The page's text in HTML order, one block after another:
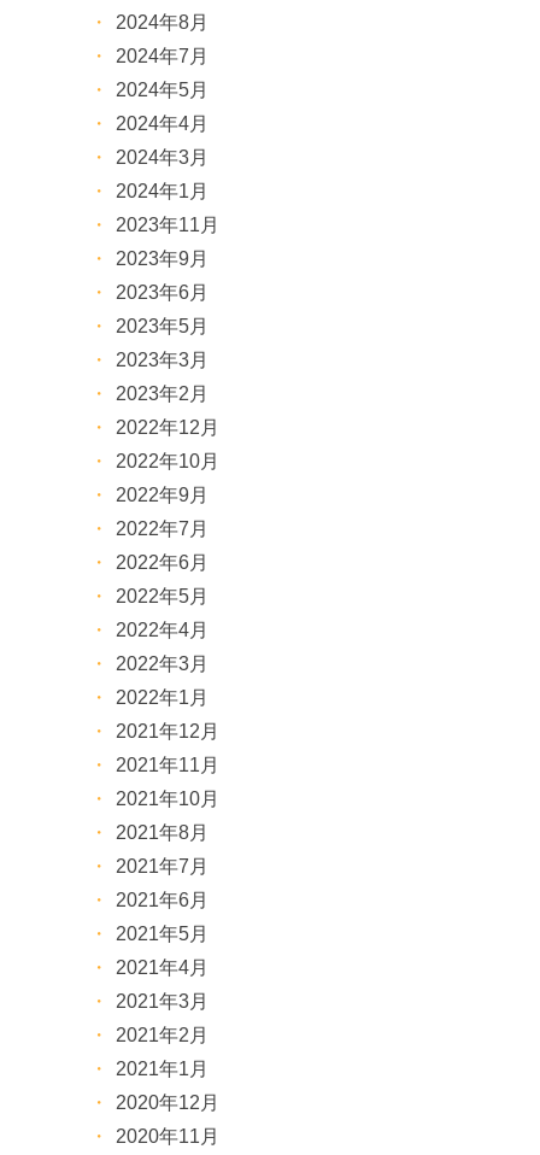
2024年8月
2024年7月
2024年5月
2024年4月
2024年3月
2024年1月
2023年11月
2023年9月
2023年6月
2023年5月
2023年3月
2023年2月
2022年12月
2022年10月
2022年9月
2022年7月
2022年6月
2022年5月
2022年4月
2022年3月
2022年1月
2021年12月
2021年11月
2021年10月
2021年8月
2021年7月
2021年6月
2021年5月
2021年4月
2021年3月
2021年2月
2021年1月
2020年12月
2020年11月